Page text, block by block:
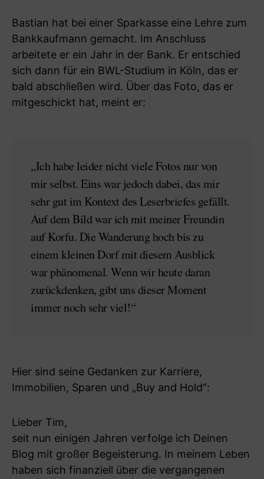
Bastian hat bei einer Sparkasse eine Lehre zum
Bankkaufmann gemacht. Im Anschluss
arbeitete er ein Jahr in der Bank. Er entschied
sich dann für ein BWL-Studium in Köln, das er
bald abschließen wird. Über das Foto, das er
mitgeschickt hat, meint er:
„Ich habe leider nicht viele Fotos nur von
mir selbst. Eins war jedoch dabei, das mir
sehr gut im Kontext des Leserbriefes gefällt.
Auf dem Bild war ich mit meiner Freundin
auf Korfu. Die Wanderung hoch bis zu
einem kleinen Dorf mit diesem Ausblick
war phänomenal. Wenn wir heute daran
zurückdenken, gibt uns dieser Moment
immer noch sehr viel!“
Hier sind seine Gedanken zur Karriere,
Immobilien, Sparen und „Buy and Hold“:
Lieber Tim,
seit nun einigen Jahren verfolge ich Deinen
Blog mit großer Begeisterung. In meinem Leben
haben sich finanziell über die vergangenen